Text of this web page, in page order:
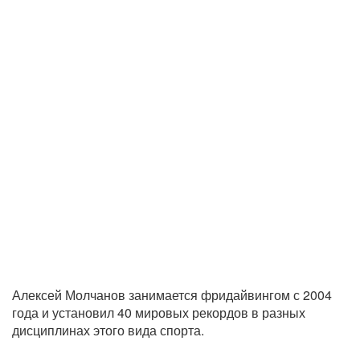
Алексей Молчанов занимается фридайвингом с 2004
года и установил 40 мировых рекордов в разных
дисциплинах этого вида спорта.